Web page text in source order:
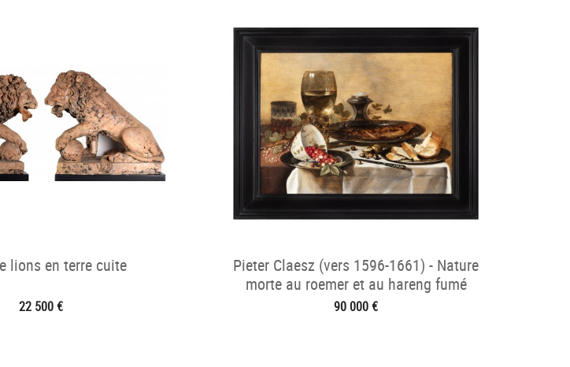
lions en terre cuite
22 500 €
Pieter Claesz (vers 1596-1661) - Nature
morte au roemer et au hareng fumé
90 000 €